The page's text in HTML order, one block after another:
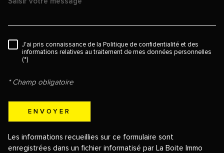
RÈGLEMENTATION
J'ai pris connaissance de la Politique de confidentialité et des
informations relatives au traitement de mes données personnelles
(*)
* Champ obligatoire
ENVOYER
Les informations recueillies sur ce formulaire sont
enregistrées dans un fichier informatisé par La Boite Immo